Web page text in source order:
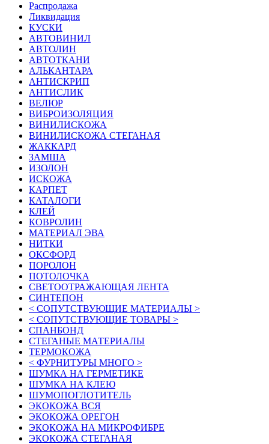
Распродажа
Ликвидация
КУСКИ
АВТОВИНИЛ
АВТОЛИН
АВТОТКАНИ
АЛЬКАНТАРА
АНТИСКРИП
АНТИСЛИК
ВЕЛЮР
ВИБРОИЗОЛЯЦИЯ
ВИНИЛИСКОЖА
ВИНИЛИСКОЖА СТЕГАНАЯ
ЖАККАРД
ЗАМША
ИЗОЛОН
ИСКОЖА
КАРПЕТ
КАТАЛОГИ
КЛЕЙ
КОВРОЛИН
МАТЕРИАЛ ЭВА
НИТКИ
ОКСФОРД
ПОРОЛОН
ПОТОЛОЧКА
СВЕТООТРАЖАЮЩАЯ ЛЕНТА
СИНТЕПОН
< СОПУТСТВУЮЩИЕ МАТЕРИАЛЫ >
< СОПУТСТВУЮЩИЕ ТОВАРЫ >
СПАНБОНД
СТЕГАНЫЕ МАТЕРИАЛЫ
ТЕРМОКОЖА
< ФУРНИТУРЫ МНОГО >
ШУМКА НА ГЕРМЕТИКЕ
ШУМКА НА КЛЕЮ
ШУМОПОГЛОТИТЕЛЬ
ЭКОКОЖА ВСЯ
ЭКОКОЖА ОРЕГОН
ЭКОКОЖА НА МИКРОФИБРЕ
ЭКОКОЖА СТЕГАНАЯ